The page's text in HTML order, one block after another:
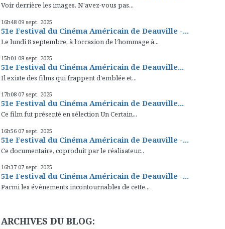
Voir derrière les images. N'avez-vous pas...
16h48 09 sept. 2025
51e Festival du Cinéma Américain de Deauville -...
Le lundi 8 septembre, à l’occasion de l’hommage à...
15h01 08 sept. 2025
51e Festival du Cinéma Américain de Deauville...
Il existe des films qui frappent d'emblée et...
17h08 07 sept. 2025
51e Festival du Cinéma Américain de Deauville...
Ce film fut présenté en sélection Un Certain...
16h56 07 sept. 2025
51e Festival du Cinéma Américain de Deauville -...
Ce documentaire, coproduit par le réalisateur...
16h37 07 sept. 2025
51e Festival du Cinéma Américain de Deauville -...
Parmi les évènements incontournables de cette...
ARCHIVES DU BLOG: